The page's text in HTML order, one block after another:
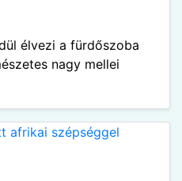
élvezi a fürdőszoba
nagy mellei